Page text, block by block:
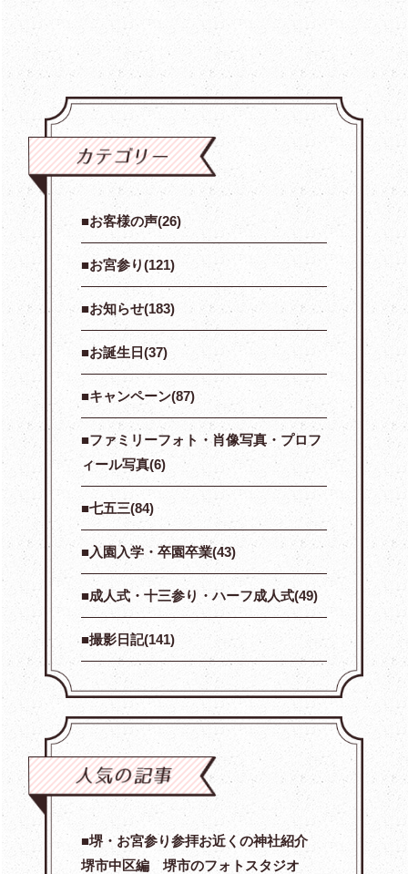
お客様の声(26)
お宮参り(121)
お知らせ(183)
お誕生日(37)
キャンペーン(87)
ファミリーフォト・肖像写真・プロフ
ィール写真(6)
七五三(84)
入園入学・卒園卒業(43)
成人式・十三参り・ハーフ成人式(49)
撮影日記(141)
堺・お宮参り参拝お近くの神社紹介
堺市中区編 堺市のフォトスタジオ